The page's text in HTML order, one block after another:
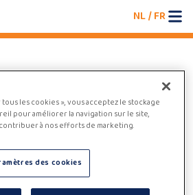
NL/FR
loading the jobboard. Please
try again later.
les cookies », vous acceptez le stockage
pour améliorer la navigation sur le site,
à nos efforts de marketing.
des cookies